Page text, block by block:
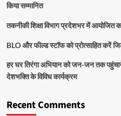
किया सम्मानित
तकनीकी शिक्षा विभाग प्रदेशभर में आयोजित
BLO और फील्ड स्टॉफ को प्रोत्साहित करें
हर घर तिरंगा अभियान को जन-जन तक
देशभक्ति के विविध कार्यक्रम
Recent Comments